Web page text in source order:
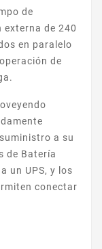
de
externa de 240
en paralelo
de
a su
de Batería
un UPS, y los
conectar